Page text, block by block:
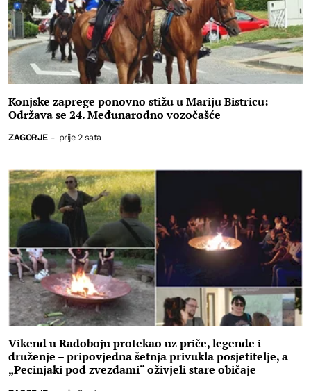
Konjske zaprege ponovno stižu u Mariju Bistricu:
Održava se 24. Međunarodno vozočašće
ZAGORJE - prije 2 sata
Vikend u Radoboju protekao uz priče, legende i
druženje – pripovjedna šetnja privukla posjetitelje, a
„Pecinjaki pod zvezdami“ oživjeli stare običaje